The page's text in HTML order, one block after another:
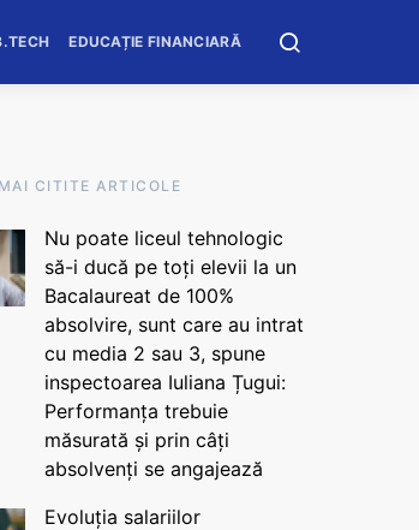
EDUCAȚIE FINANCIARĂ
CITITE ARTICOLE
Nu poate liceul tehnologic
să-i ducă pe toți elevii la un
Bacalaureat de 100%
absolvire, sunt care au intrat
cu media 2 sau 3, spune
inspectoarea Iuliana Țugui:
Performanța trebuie
măsurată și prin câți
absolvenți se angajează
Evoluția salariilor